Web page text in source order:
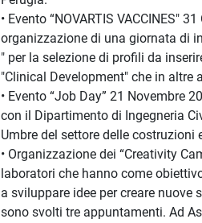
• Evento “NOVARTIS VACCINES"
organizzazione di una giornata di
" per la selezione di profili da
"Clinical Development" che in altre
• Evento “Job Day” 21 Novembre
con il Dipartimento di Ingegneria
Umbre del settore delle costruzioni
• Organizzazione dei “Creativity
laboratori che hanno come
a sviluppare idee per creare nuove
sono svolti tre appuntamenti. Ad